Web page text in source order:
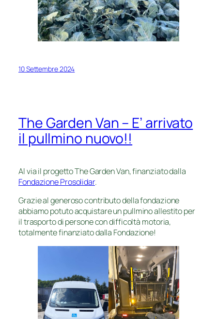
10 Settembre 2024
The Garden Van – E’ arrivato
il pullmino nuovo!!
Al via il progetto The Garden Van, finanziato dalla
Fondazione Prosolidar.
Grazie al generoso contributo della fondazione
abbiamo potuto acquistare un pullmino allestito per
il trasporto di persone con difficoltà motoria,
totalmente finanziato dalla Fondazione!